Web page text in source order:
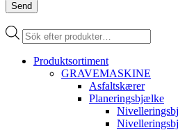
Send
Products
search
Produktsortiment
GRAVEMASKINE
Asfaltskærer
Planeringsbjælke